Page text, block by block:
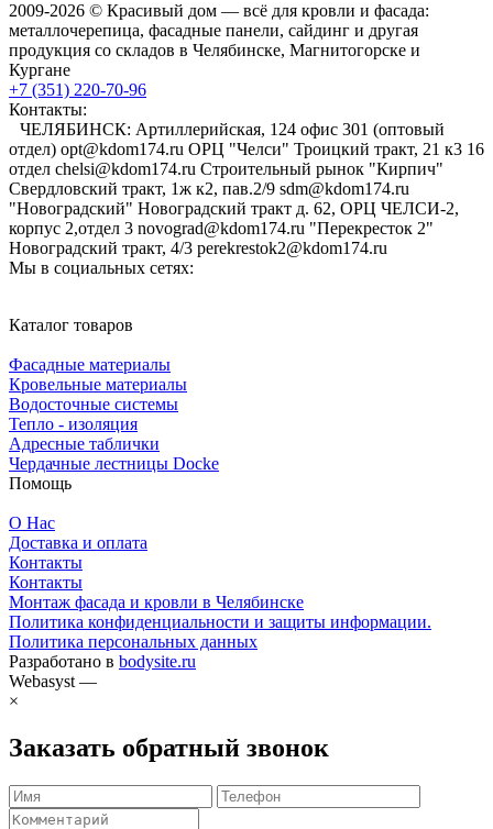
2009-2026 © Красивый дом — всё для кровли и фасада:
металлочерепица, фасадные панели, сайдинг и другая
продукция со складов в Челябинске, Магнитогорске и
Кургане
+7 (351) 220-70-96
Контакты:
ЧЕЛЯБИНСК: Артиллерийская, 124 офис 301 (оптовый
отдел) opt@kdom174.ru ОРЦ "Челси" Троицкий тракт, 21 к3 16
отдел chelsi@kdom174.ru Строительный рынок "Кирпич"
Свердловский тракт, 1ж к2, пав.2/9 sdm@kdom174.ru
"Новоградский" Новоградский тракт д. 62, ОРЦ ЧЕЛСИ-2,
корпус 2,отдел 3 novograd@kdom174.ru "Перекресток 2"
Новоградский тракт, 4/3 perekrestok2@kdom174.ru
Мы в социальных сетях:
Каталог товаров
Фасадные материалы
Кровельные материалы
Водосточные системы
Тепло - изоляция
Адресные таблички
Чердачные лестницы Docke
Помощь
О Нас
Доставка и оплата
Контакты
Контакты
Монтаж фасада и кровли в Челябинске
Политика конфиденциальности и защиты информации.
Политика персональных данных
Разработано в bodysite.ru
Webasyst —
×
Заказать обратный звонок